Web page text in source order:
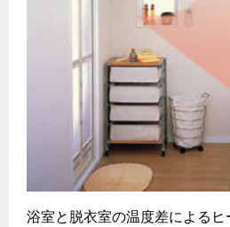
浴室と脱衣室の温度差による